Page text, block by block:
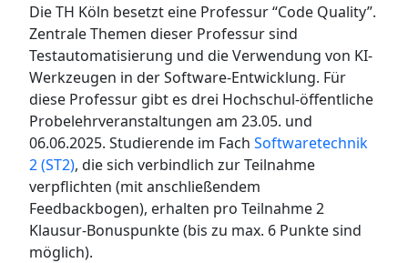
Die TH Köln besetzt eine Professur “Code Quality”.
Zentrale Themen dieser Professur sind
Testautomatisierung und die Verwendung von KI-
Werkzeugen in der Software-Entwicklung. Für
diese Professur gibt es drei Hochschul-öffentliche
Probelehrveranstaltungen am 23.05. und
06.06.2025. Studierende im Fach Softwaretechnik
2 (ST2), die sich verbindlich zur Teilnahme
verpflichten (mit anschließendem
Feedbackbogen), erhalten pro Teilnahme 2
Klausur-Bonuspunkte (bis zu max. 6 Punkte sind
möglich).